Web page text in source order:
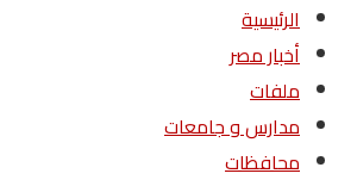
الرئيسية
أخبار مصر
ملفات
مدارس و جامعات
محافظات